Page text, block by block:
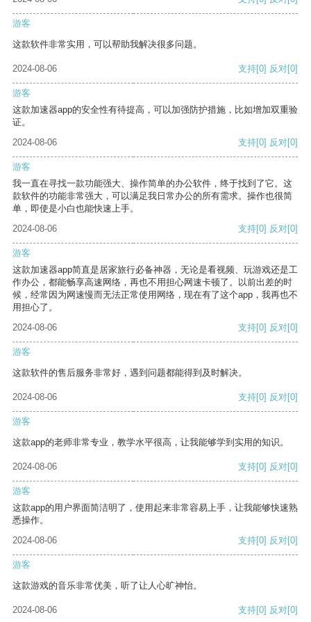
游客
这款软件非常实用，可以帮助我解决很多问题。
2024-08-06 支持[0] 反对[0]
游客
这款加速器app的安全性有待提高，可以加强防护措施，比如增加双重验
证。
2024-08-06
支持[0] 反对[0]
游客
我一直在寻找一款功能强大、操作简单的办公软件，终于找到了它。这
款软件的功能非常强大，可以满足我日常办公的所有需求。操作也很简
单，即使是小白也能快速上手。
2024-08-06
支持[0] 反对[0]
游客
这款加速器app简直是居家旅行必备神器，无论是看视频、玩游戏还是工
作办公，都能畅享高速网络，再也不用担心网速卡顿了。以前出差的时
候，经常因为网速慢而无法正常使用网络，现在有了这个app，我再也不
用担心了。
2024-08-06
支持[0] 反对[0]
游客
这款软件的售后服务非常好，遇到问题都能得到及时解决。
2024-08-06 支持[0] 反对[0]
游客
这款app的老师非常专业，教学水平很高，让我能够学到实用的知识。
2024-08-06 支持[0] 反对[0]
游客
这款app的用户界面简洁明了，使用起来非常容易上手，让我能够快速熟
悉操作。
2024-08-06
支持[0] 反对[0]
游客
这款游戏的音乐非常优美，听了让人心旷神怡。
2024-08-06 支持[0] 反对[0]